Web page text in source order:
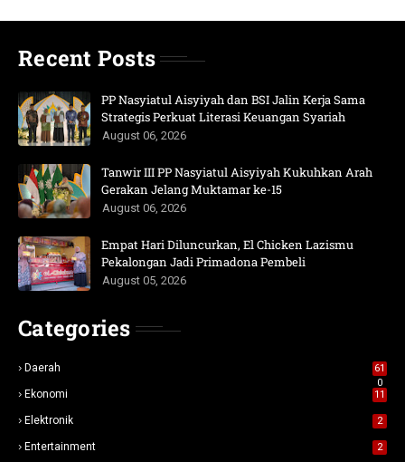
Recent Posts
PP Nasyiatul Aisyiyah dan BSI Jalin Kerja Sama
Strategis Perkuat Literasi Keuangan Syariah
August 06, 2026
Tanwir III PP Nasyiatul Aisyiyah Kukuhkan Arah
Gerakan Jelang Muktamar ke-15
August 06, 2026
Empat Hari Diluncurkan, El Chicken Lazismu
Pekalongan Jadi Primadona Pembeli
August 05, 2026
Categories
Daerah
61
0
Ekonomi 11
Elektronik 2
Entertainment 2